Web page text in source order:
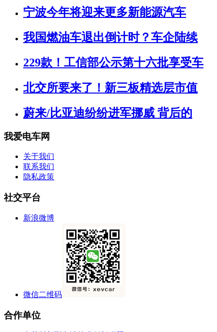
宁波今年将迎来更多新能源汽车
我国燃油车退出倒计时？车企陆续
229款！工信部公示第十六批享受车
北交所要来了！新三板精选层市值
蔚来/比亚迪纷纷进军挪威 背后的
我爱电车网
关于我们
联系我们
隐私政策
社交平台
新浪微博
微信二维码
合作单位